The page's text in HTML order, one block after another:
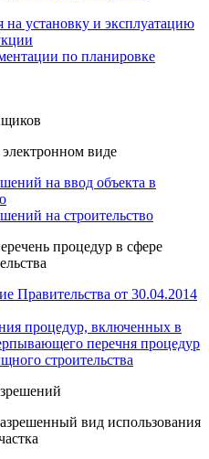
на установку и эксплуатацию
по планировке
виде
на ввод объекта в
на строительство
процедур в сфере
Правительства от 30.04.2014
процедур, включенных в
перечня процедур
строительства
вид использования